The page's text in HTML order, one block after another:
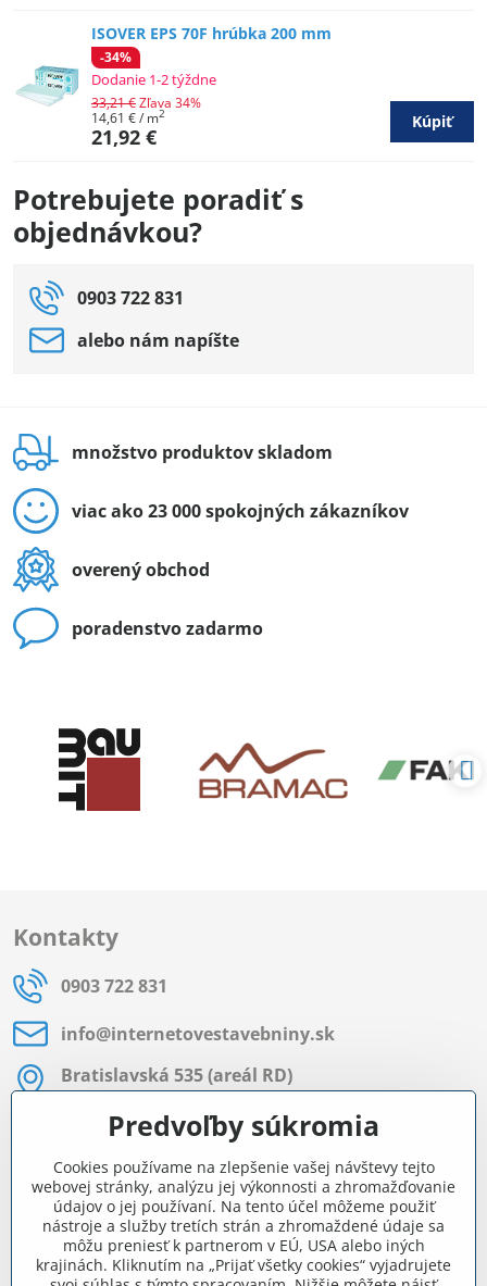
ISOVER EPS 70F hrúbka 200 mm
-34%
Dodanie 1-2 týždne
21,92 €
33,21 €Zľava 34%
14,61 €/ m2 Kúpiť
Potrebujete poradiť s
objednávkou?
0903 722 831
alebo nám napíšte
množstvo produktov skladom
viac ako 23 000 spokojných zákazníkov
overený obchod
poradenstvo zadarmo
Kontakty
0903 722 831
info​@internetovestavebniny​.sk
Bratislavská 535 (areál RD)
Most pri Bratislave
Pon - Pia 8:00 - 11:30 a 12:15 - 15:30
Facebook
Navigácia
Predvoľby súkromia
Cookies používame na zlepšenie vašej návštevy tejto
webovej stránky, analýzu jej výkonnosti a zhromažďovanie
údajov o jej používaní. Na tento účel môžeme použiť
nástroje a služby tretích strán a zhromaždené údaje sa
môžu preniesť k partnerom v EÚ, USA alebo iných
krajinách. Kliknutím na „Prijať všetky cookies“ vyjadrujete